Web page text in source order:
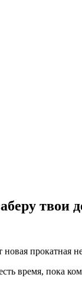
твои
прокатная
время, пока